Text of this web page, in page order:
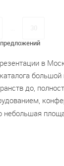
в
до,